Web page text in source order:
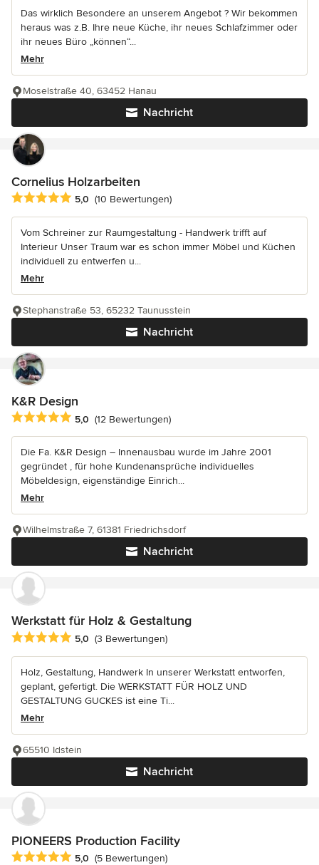
Das wirklich Besondere an unserem Angebot ? Wir bekommen
heraus was z.B. Ihre neue Küche, ihr neues Schlafzimmer oder
ihr neues Büro „können“...
Mehr
Nachricht
Moselstraße 40, 63452 Hanau
Cornelius Holzarbeiten
Durchschnittliche Bewertung: 5 von 5 Sternen
5,0 (10 Bewertungen)
Vom Schreiner zur Raumgestaltung - Handwerk trifft auf
Interieur Unser Traum war es schon immer Möbel und Küchen
individuell zu entwerfen u...
Mehr
Nachricht
Stephanstraße 53, 65232 Taunusstein
K&R Design
Durchschnittliche Bewertung: 5 von 5 Sternen
5,0 (12 Bewertungen)
Die Fa. K&R Design – Innenausbau wurde im Jahre 2001
gegründet , für hohe Kundenansprüche individuelles
Möbeldesign, eigenständige Einrich...
Mehr
Nachricht
Wilhelmstraße 7, 61381 Friedrichsdorf
Werkstatt für Holz & Gestaltung
Durchschnittliche Bewertung: 5 von 5 Sternen
5,0 (3 Bewertungen)
Holz, Gestaltung, Handwerk In unserer Werkstatt entworfen,
geplant, gefertigt. Die WERKSTATT FÜR HOLZ UND
GESTALTUNG GUCKES ist eine Ti...
Mehr
Nachricht
65510 Idstein
PIONEERS Production Facility
Durchschnittliche Bewertung: 5 von 5 Sternen
5,0 (5 Bewertungen)